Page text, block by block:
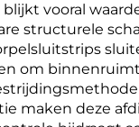
vooral
structurele
om
maken deze